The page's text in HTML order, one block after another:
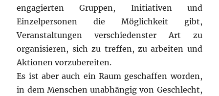
engagierten Gruppen, Initiativen und
Einzelpersonen die Möglichkeit gibt,
Veranstaltungen verschiedenster Art zu
organisieren, sich zu treffen, zu arbeiten und
Aktionen vorzubereiten.
Es ist aber auch ein Raum geschaffen worden,
in dem Menschen unabhängig von Geschlecht,